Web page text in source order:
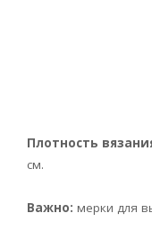
Плотность
см.
Важно: мерки для